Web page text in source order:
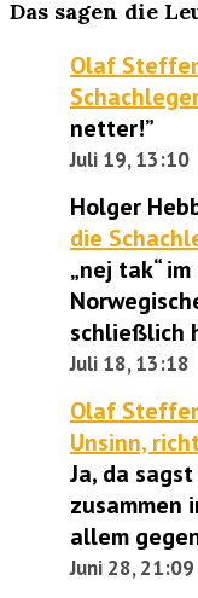
Das sagen die
Olaf
netter!”
Juli 19, 13:10
Holger
die
„nej tak“
schließlich
Juli 18, 13:18
Olaf
Unsinn,
Ja, da
zusammen
allem
Juni 28, 21:09